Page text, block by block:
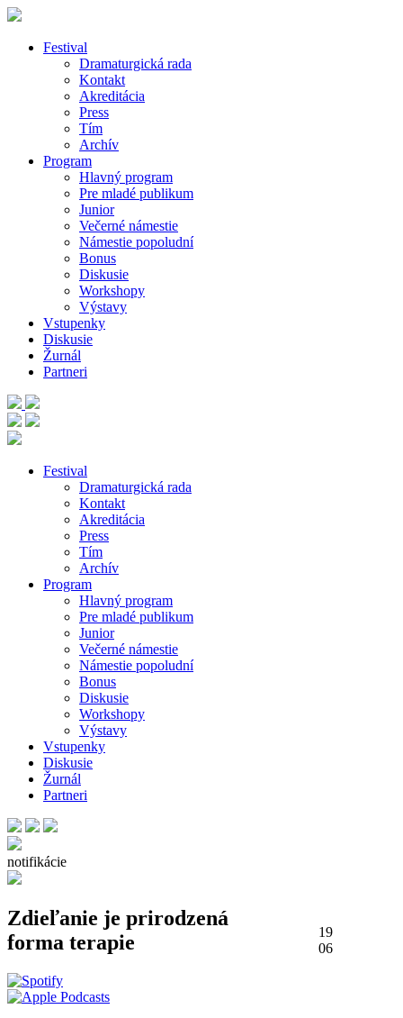
Festival
Dramaturgická rada
Kontakt
Akreditácia
Press
Tím
Archív
Program
Hlavný program
Pre mladé publikum
Junior
Večerné námestie
Námestie popoludní
Bonus
Diskusie
Workshopy
Výstavy
Vstupenky
Diskusie
Žurnál
Partneri
Festival
Dramaturgická rada
Kontakt
Akreditácia
Press
Tím
Archív
Program
Hlavný program
Pre mladé publikum
Junior
Večerné námestie
Námestie popoludní
Bonus
Diskusie
Workshopy
Výstavy
Vstupenky
Diskusie
Žurnál
Partneri
notifikácie
19
06
Zdieľanie je prirodzená
forma terapie